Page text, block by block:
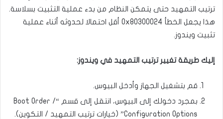
ترتيب التمهيد حتى يتمكن النظام من بدء عملية التثبيت بسلاسة.
هذا يجعل الخطأ 0x80300024 أقل احتمالا لحدوثه أثناء عملية
تثبيت ويندوز.
إليك طريقة تغيير ترتيب التمهيد في ويندوز:
قم بتشغيل الجهاز وأدخل البيوس.
بمجرد دخولك إلى البيوس، انتقل إلى قسم “Boot Order /
Configuration Options” (خيارات ترتيب التمهيد / التكوين).